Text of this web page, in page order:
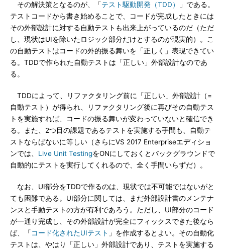
その解決策となるのが、「テスト駆動開発（TDD）
」である。
テストコードから書き始めることで、コードが完成したときには
その外部設計に対する自動テストも出来上がっているのだ（ただ
し、現状はUIを除いたロジック部分だけとするのが現実的）。こ
の自動テストはコードの外的振る舞いを「正しく」表現できてい
る。TDDで作られた自動テストは「正しい」外部設計なのであ
る。
TDDによって、リファクタリング前に「正しい」外部設計（=
自動テスト）が得られ、リファクタリング後に再びその自動テス
トを実施すれば、コードの振る舞いが変わっていないと確信でき
る。また、2つ目の課題であるテストを実施する手間も、自動テ
ストならばないに等しい（さらにVS 2017 Enterpriseエディショ
ンでは、 Live Unit TestingをONにしておくとバックグラウンドで
自動的にテストを実行してくれるので、全く手間いらずだ）。
なお、UI部分をTDDで作るのは、現状では不可能ではないがと
ても困難である。UI部分に関しては、まだ外部設計書のメンテナ
ンスと手動テストの方が有利であろう。ただし、UI部分のコード
が一通り完成し、その外部設計が完全にフィックスできた後なら
ば、「 コード化されたUIテスト 」を作成するとよい。その自動化
テストは、やはり「正しい」外部設計であり、テストを実施する